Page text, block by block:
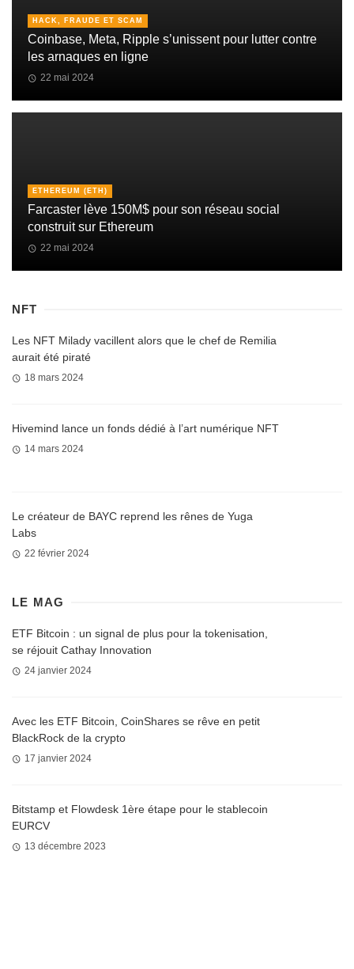
HACK, FRAUDE ET SCAM
Coinbase, Meta, Ripple s’unissent pour lutter contre
les arnaques en ligne
22 mai 2024
ETHEREUM (ETH)
Farcaster lève 150M$ pour son réseau social
construit sur Ethereum
22 mai 2024
NFT
Les NFT Milady vacillent alors que le chef de Remilia
aurait été piraté
18 mars 2024
Hivemind lance un fonds dédié à l’art numérique NFT
14 mars 2024
Le créateur de BAYC reprend les rênes de Yuga
Labs
22 février 2024
LE MAG
ETF Bitcoin : un signal de plus pour la tokenisation,
se réjouit Cathay Innovation
24 janvier 2024
Avec les ETF Bitcoin, CoinShares se rêve en petit
BlackRock de la crypto
17 janvier 2024
Bitstamp et Flowdesk 1ère étape pour le stablecoin
EURCV
13 décembre 2023